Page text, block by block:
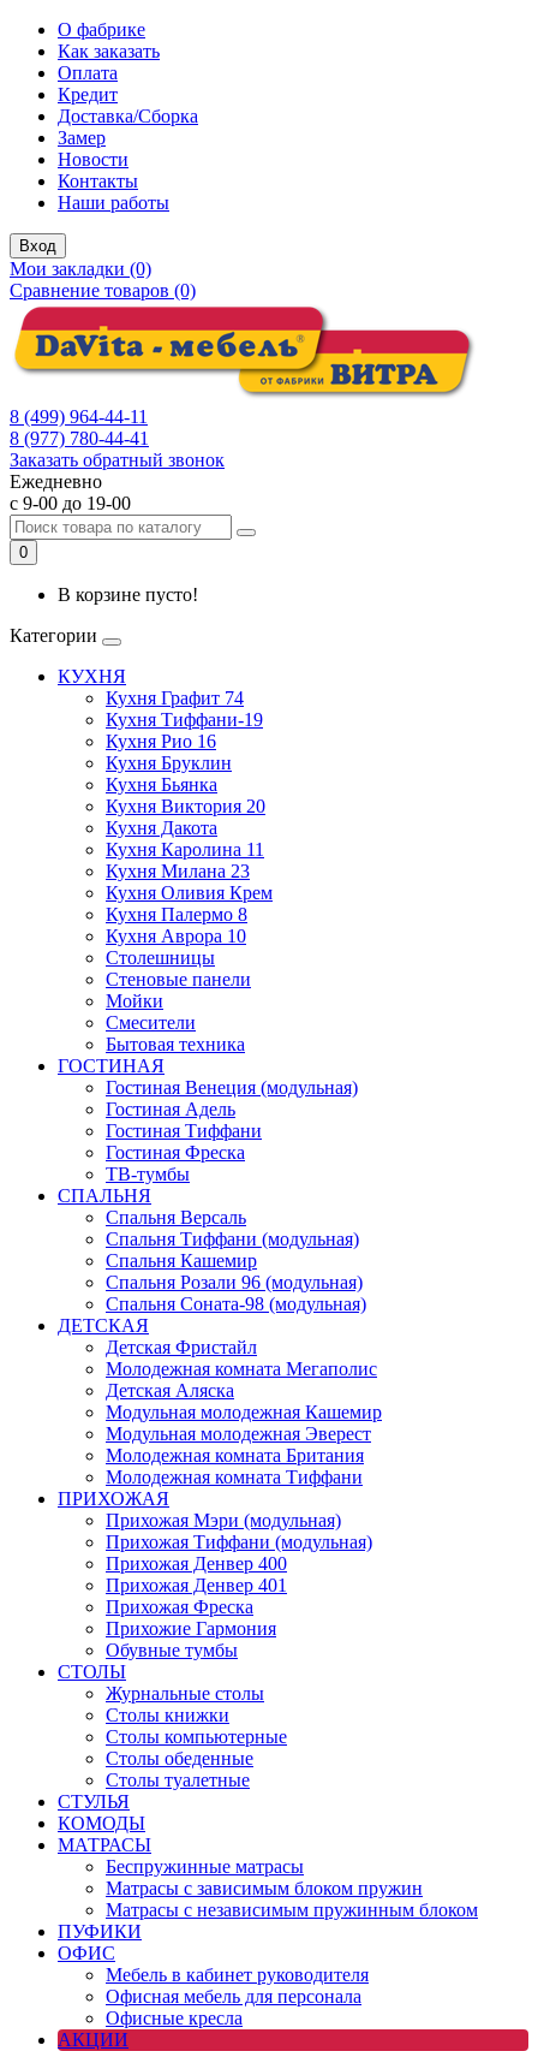
О фабрике
Как заказать
Оплата
Кредит
Доставка/Сборка
Замер
Новости
Контакты
Наши работы
Вход
Мои закладки (0)
Сравнение товаров (0)
8 (499) 964-44-11
8 (977) 780-44-41
Заказать обратный звонок
Ежедневно
с 9-00 до 19-00
0
В корзине пусто!
Категории
КУХНЯ
Кухня Графит 74
Кухня Тиффани-19
Кухня Рио 16
Кухня Бруклин
Кухня Бьянка
Кухня Виктория 20
Кухня Дакота
Кухня Каролина 11
Кухня Милана 23
Кухня Оливия Крем
Кухня Палермо 8
Кухня Аврора 10
Столешницы
Стеновые панели
Мойки
Смесители
Бытовая техника
ГОСТИНАЯ
Гостиная Венеция (модульная)
Гостиная Адель
Гостиная Тиффани
Гостиная Фреска
ТВ-тумбы
СПАЛЬНЯ
Спальня Версаль
Спальня Тиффани (модульная)
Спальня Кашемир
Спальня Розали 96 (модульная)
Спальня Соната-98 (модульная)
ДЕТСКАЯ
Детская Фристайл
Молодежная комната Мегаполис
Детская Аляска
Модульная молодежная Кашемир
Модульная молодежная Эверест
Молодежная комната Британия
Молодежная комната Тиффани
ПРИХОЖАЯ
Прихожая Мэри (модульная)
Прихожая Тиффани (модульная)
Прихожая Денвер 400
Прихожая Денвер 401
Прихожая Фреска
Прихожие Гармония
Обувные тумбы
СТОЛЫ
Журнальные столы
Столы книжки
Столы компьютерные
Столы обеденные
Столы туалетные
СТУЛЬЯ
КОМОДЫ
МАТРАСЫ
Беспружинные матрасы
Матрасы с зависимым блоком пружин
Матрасы с независимым пружинным блоком
ПУФИКИ
ОФИС
Мебель в кабинет руководителя
Офисная мебель для персонала
Офисные кресла
АКЦИИ